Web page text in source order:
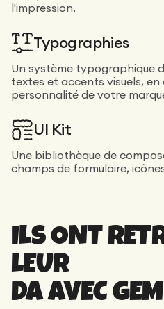
l'impression.
Typographies
Un système typographique
textes et accents visuels,
personnalité de votre
UI Kit
Une bibliothèque de
champs de formulaire,
ILS ONT
LEUR
DA AVEC